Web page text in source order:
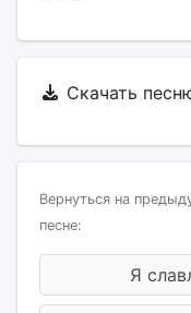
Скачать
Вернуться на
песне:
Я